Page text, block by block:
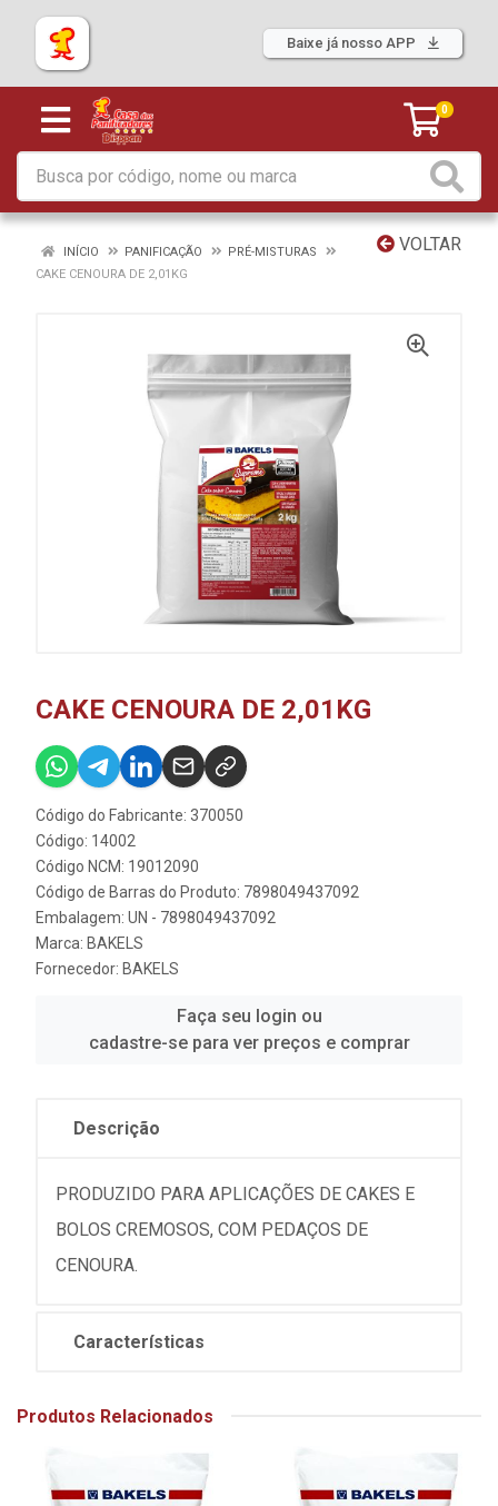
Baixe já nosso APP
0
VOLTAR
INÍCIO PANIFICAÇÃO
PRÉ-MISTURAS
CAKE CENOURA DE 2,01KG
CAKE CENOURA DE 2,01KG
Código do Fabricante: 370050
Código: 14002
Código NCM: 19012090
Código de Barras do Produto: 7898049437092
Embalagem: UN - 7898049437092
Marca: BAKELS
Fornecedor: BAKELS
Faça seu login ou
cadastre-se para ver preços e comprar
Descrição
PRODUZIDO PARA APLICAÇÕES DE CAKES E
BOLOS CREMOSOS, COM PEDAÇOS DE
CENOURA.
Características
Produtos Relacionados